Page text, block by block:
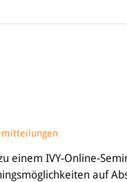
einem IVY-Online-
auf